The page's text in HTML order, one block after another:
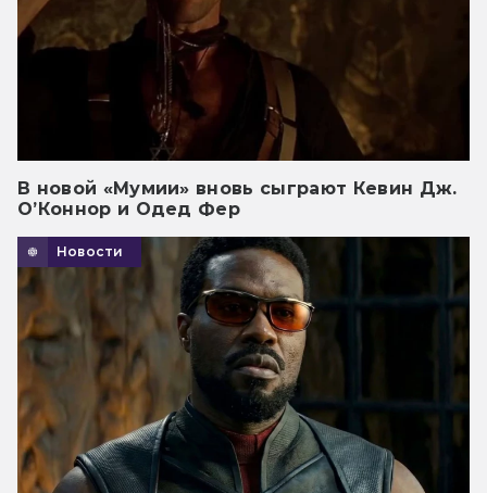
В новой «Мумии» вновь сыграют Кевин Дж.
О’Коннор и Одед Фер
Новости